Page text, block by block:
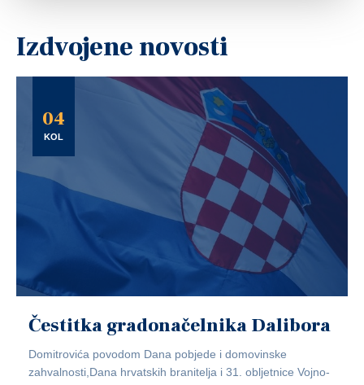
Izdvojene novosti
04
KOL
Čestitka gradonačelnika Dalibora
Domitrovića povodom Dana pobjede i domovinske
zahvalnosti,Dana hrvatskih branitelja i 31. obljetnice Vojno-